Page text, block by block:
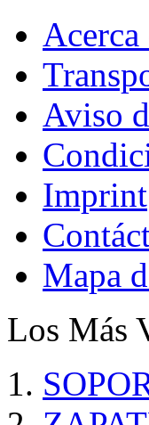
Acerca
Aviso
Imprint
Mapa
Los Más